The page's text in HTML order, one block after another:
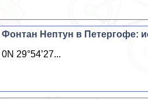
Фонтан Нептун в Петергофе:
0N 29°54’27...